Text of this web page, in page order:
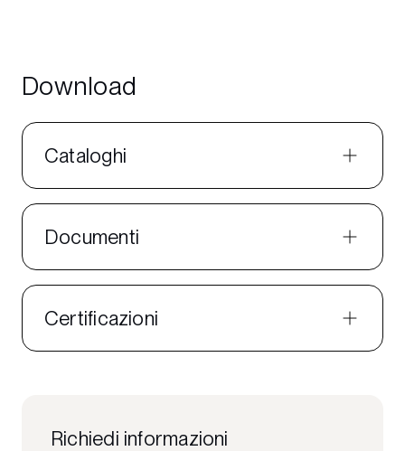
Download
Cataloghi
Documenti
Certificazioni
Richiedi informazioni